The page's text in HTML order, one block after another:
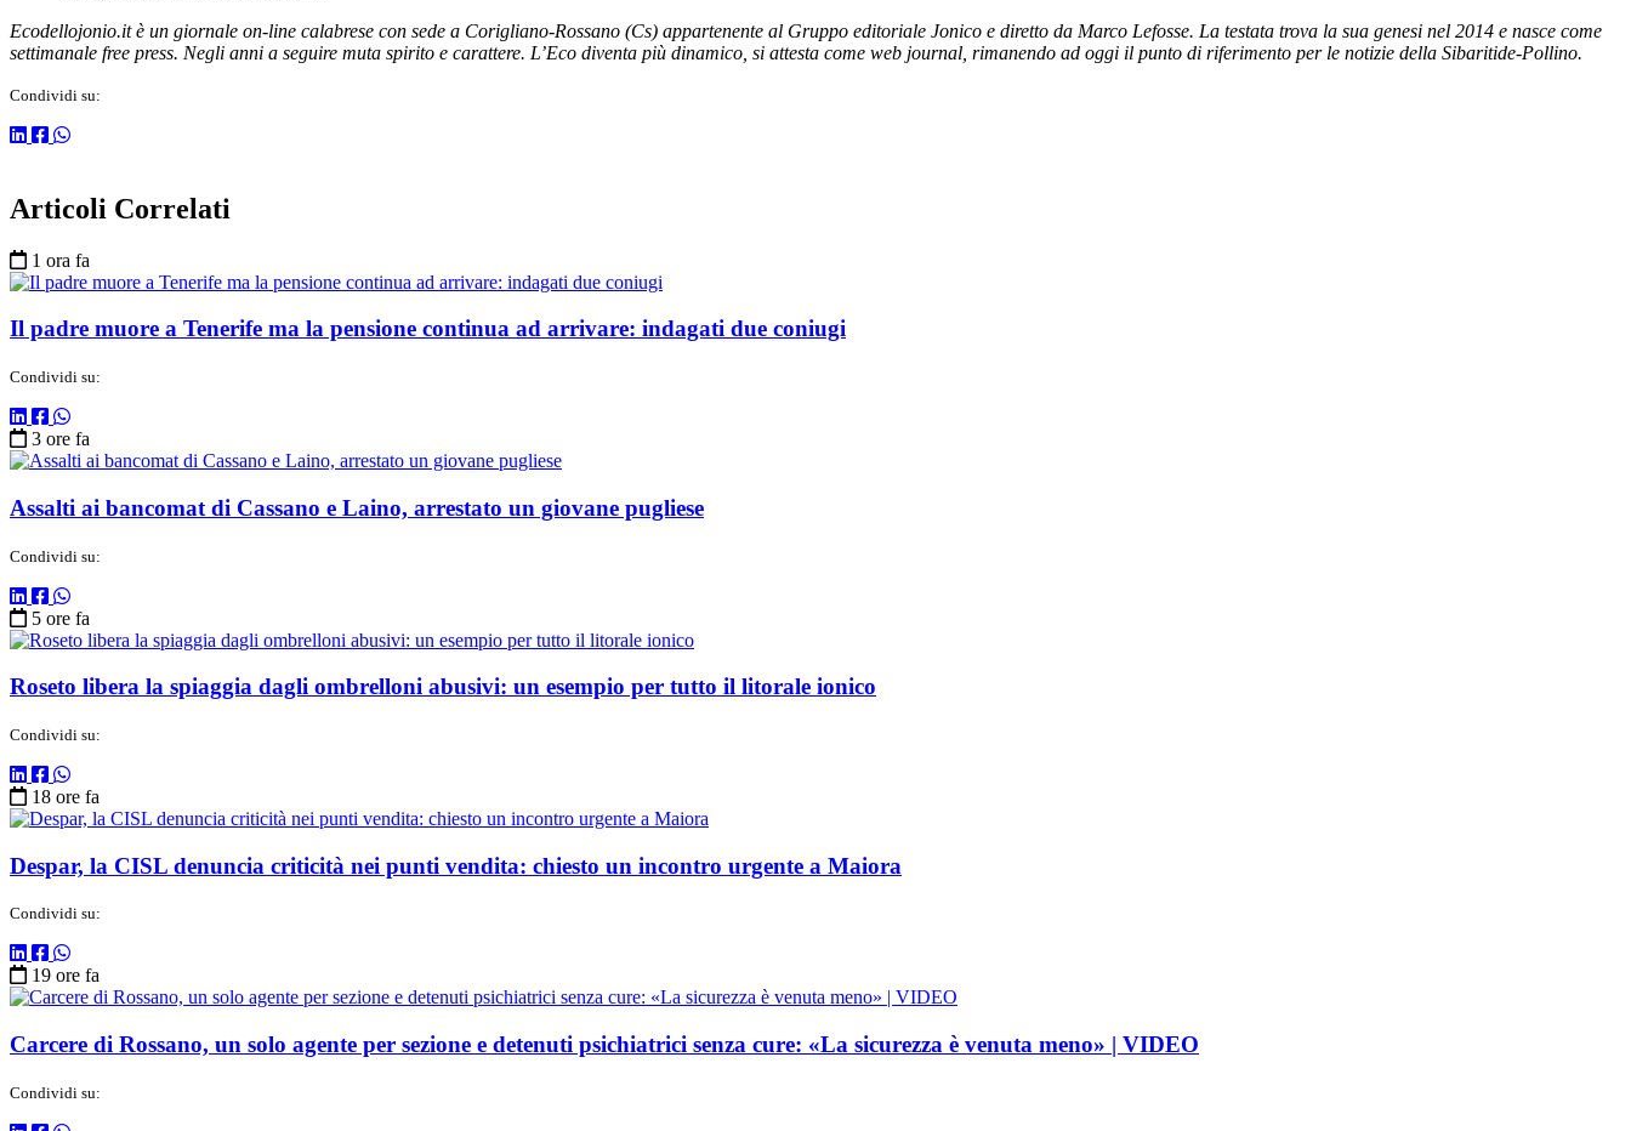
Ecodellojonio.it è un giornale on-line calabrese con sede a Corigliano-Rossano (Cs) appartenente al Gruppo editoriale Jonico e diretto da Marco Lefosse. La testata trova la sua genesi nel 2014 e nasce come
settimanale free press. Negli anni a seguire muta spirito e carattere. L’Eco diventa più dinamico, si attesta come web journal, rimanendo ad oggi il punto di riferimento per le notizie della Sibaritide-Pollino.
Condividi su:
Articoli Correlati
1 ora fa
Il padre muore a Tenerife ma la pensione continua ad arrivare: indagati due coniugi
Condividi su:
3 ore fa
Assalti ai bancomat di Cassano e Laino, arrestato un giovane pugliese
Condividi su:
5 ore fa
Roseto libera la spiaggia dagli ombrelloni abusivi: un esempio per tutto il litorale ionico
Condividi su:
18 ore fa
Despar, la CISL denuncia criticità nei punti vendita: chiesto un incontro urgente a Maiora
Condividi su:
19 ore fa
Carcere di Rossano, un solo agente per sezione e detenuti psichiatrici senza cure: «La sicurezza è venuta meno» | VIDEO
Condividi su: